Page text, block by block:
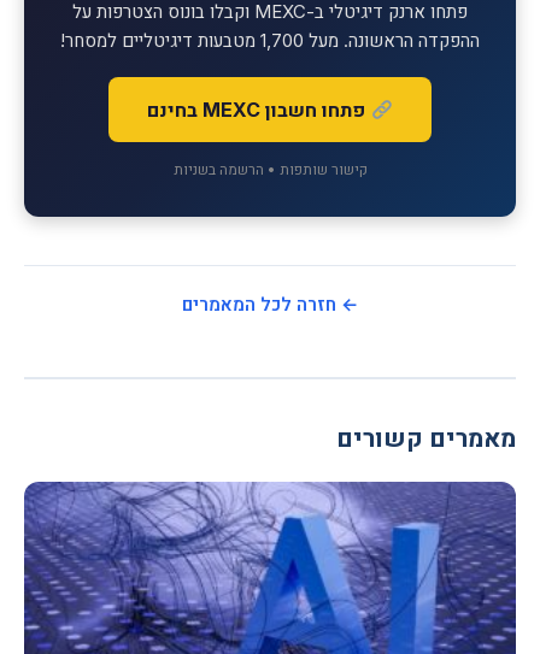
פתחו ארנק דיגיטלי ב-MEXC וקבלו בונוס הצטרפות על
ההפקדה הראשונה. מעל 1,700 מטבעות דיגיטליים למסחר!
פתחו חשבון MEXC בחינם
קישור שותפות • הרשמה בשניות
← חזרה לכל המאמרים
מאמרים קשורים